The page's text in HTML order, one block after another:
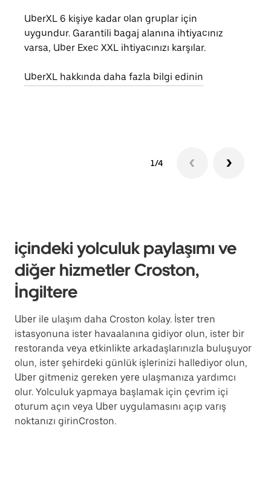
UberXL 6 kişiye kadar olan gruplar için
uygundur. Garantili bagaj alanına ihtiyacınız
varsa, Uber Exec XXL ihtiyacınızı karşılar.
UberXL hakkında daha fazla bilgi edinin
1/4
içindeki yolculuk paylaşımı ve
diğer hizmetler Croston,
İngiltere
Uber ile ulaşım daha Croston kolay. İster tren
istasyonuna ister havaalanına gidiyor olun, ister bir
restoranda veya etkinlikte arkadaşlarınızla buluşuyor
olun, ister şehirdeki günlük işlerinizi hallediyor olun,
Uber gitmeniz gereken yere ulaşmanıza yardımcı
olur. Yolculuk yapmaya başlamak için çevrim içi
oturum açın veya Uber uygulamasını açıp varış
noktanızı girinCroston.